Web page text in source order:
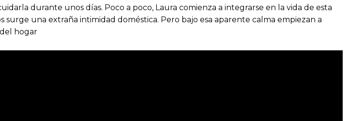
durante unos días. Poco a poco, Laura comienza a integrarse en la vida de esta
una extraña intimidad doméstica. Pero bajo esa aparente calma empiezan a
hogar